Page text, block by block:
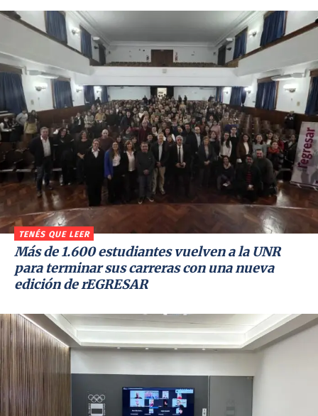
TENÉS QUE LEER
Más de 1.600 estudiantes vuelven a la UNR
para terminar sus carreras con una nueva
edición de rEGRESAR